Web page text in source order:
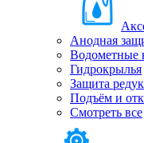
Анодная
Водометные
Гидрокрылья
Защита
Подъём и
Смотреть все